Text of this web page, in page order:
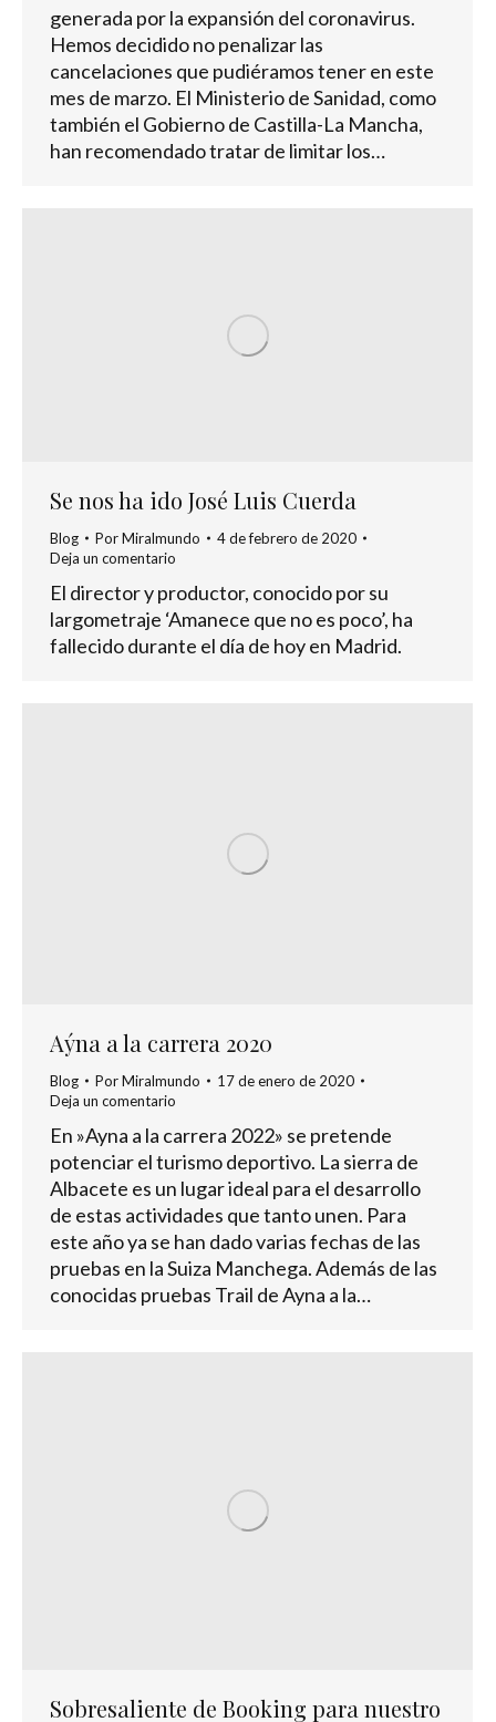
generada por la expansión del coronavirus.
Hemos decidido no penalizar las
cancelaciones que pudiéramos tener en este
mes de marzo. El Ministerio de Sanidad, como
también el Gobierno de Castilla-La Mancha,
han recomendado tratar de limitar los…
Se nos ha ido José Luis Cuerda
Blog PorMiralmundo
4 de febrero de 2020
Deja un comentario
El director y productor, conocido por su
largometraje ‘Amanece que no es poco’, ha
fallecido durante el día de hoy en Madrid.
Aýna a la carrera 2020
Blog PorMiralmundo
17 de enero de 2020
Deja un comentario
En »Ayna a la carrera 2022» se pretende
potenciar el turismo deportivo. La sierra de
Albacete es un lugar ideal para el desarrollo
de estas actividades que tanto unen. Para
este año ya se han dado varias fechas de las
pruebas en la Suiza Manchega. Además de las
conocidas pruebas Trail de Ayna a la…
Sobresaliente de Booking para nuestro